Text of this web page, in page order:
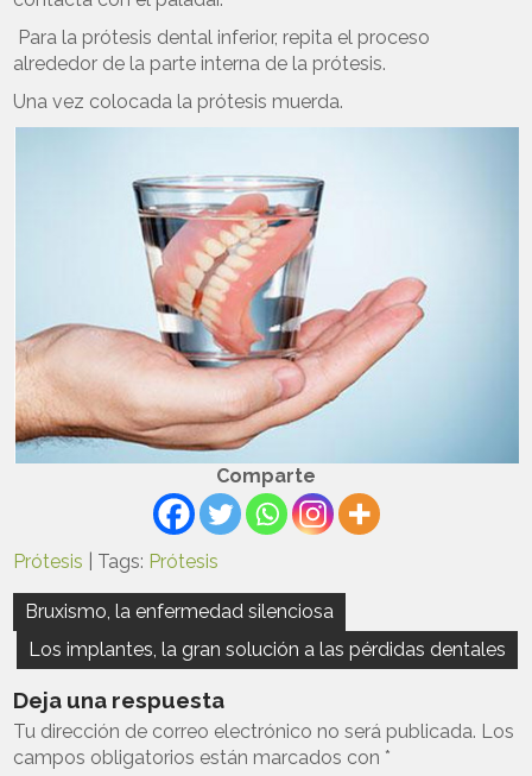
Para la prótesis dental inferior, repita el proceso
alrededor de la parte interna de la prótesis.
Una vez colocada la prótesis muerda.
Comparte
Prótesis | Tags: Prótesis
Navegación
de
entradas
Bruxismo, la enfermedad silenciosa
Los implantes, la gran solución a las pérdidas dentales
Deja una respuesta
Tu dirección de correo electrónico no será publicada. Los
campos obligatorios están marcados con*